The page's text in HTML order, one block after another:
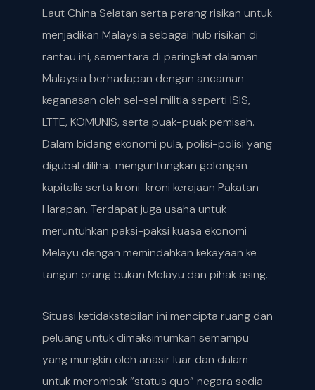
Laut China Selatan serta perang risikan untuk
menjadikan Malaysia sebagai hub risikan di
rantau ini, sementara di peringkat dalaman
Malaysia berhadapan dengan ancaman
keganasan oleh sel-sel militia seperti ISIS,
LTTE, KOMUNIS, serta puak-puak pemisah.
Dalam bidang ekonomi pula, polisi-polisi yang
digubal dilihat menguntungkan golongan
kapitalis serta kroni-kroni kerajaan Pakatan
Harapan. Terdapat juga usaha untuk
meruntuhkan paksi-paksi kuasa ekonomi
Melayu dengan memindahkan kekayaan ke
tangan orang bukan Melayu dan pihak asing.
Situasi ketidakstabilan ini mencipta ruang dan
peluang untuk dimaksimumkan semampu
yang mungkin oleh anasir luar dan dalam
untuk merombak “status quo” negara sedia